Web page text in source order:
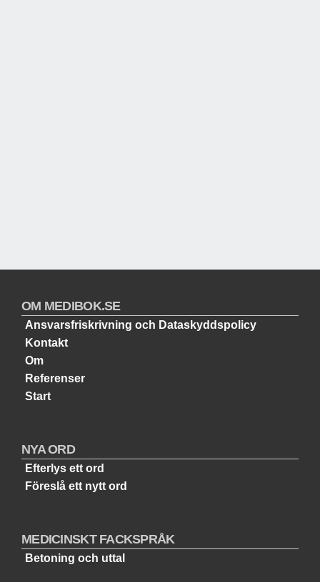
OM MEDIBOK.SE
Ansvarsfriskrivning och Dataskyddspolicy
Kontakt
Om
Referenser
Start
NYA ORD
Efterlys ett ord
Föreslå ett nytt ord
MEDICINSKT FACKSPRÅK
Betoning och uttal